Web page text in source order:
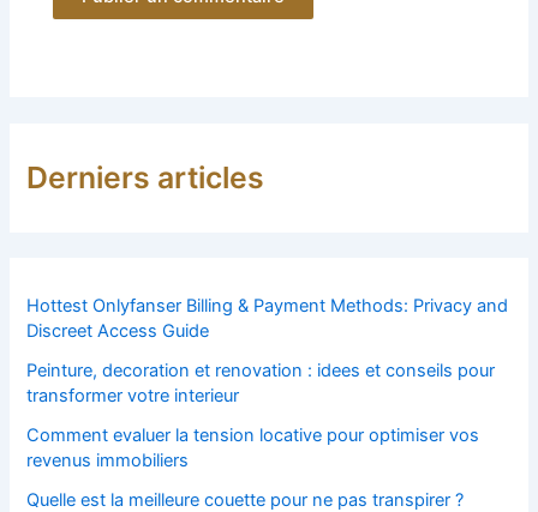
Derniers articles
Hottest Onlyfanser Billing & Payment Methods: Privacy and
Discreet Access Guide
Peinture, decoration et renovation : idees et conseils pour
transformer votre interieur
Comment evaluer la tension locative pour optimiser vos
revenus immobiliers
Quelle est la meilleure couette pour ne pas transpirer ?